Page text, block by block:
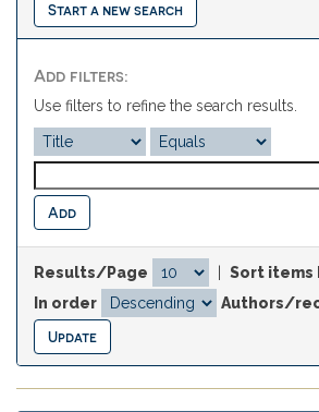
Start a new search
Add filters:
Use filters to refine the search results.
Results/Page
Sort items
In order
Authors/